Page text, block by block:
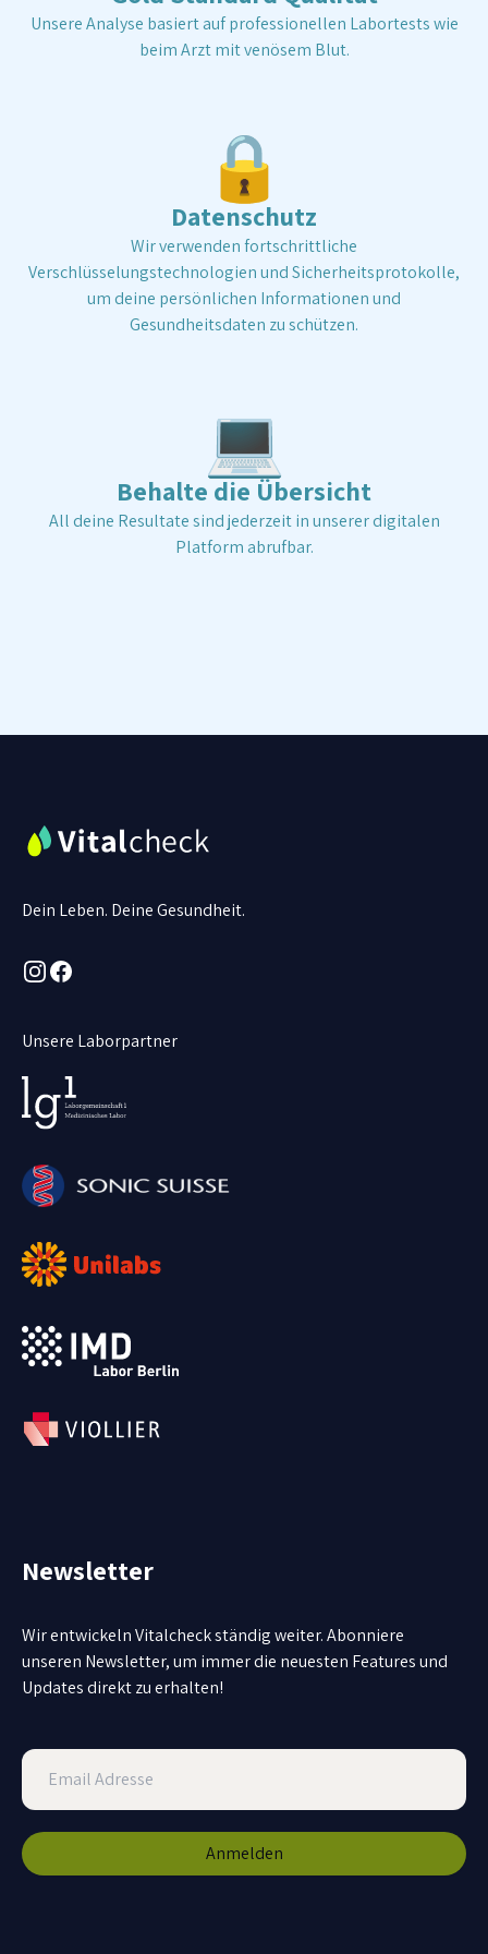
Rückerstattung einzureichen.
Unsere Analyse basiert auf professionellen Labortests wie
beim Arzt mit venösem Blut.
🔒
Datenschutz
Wir verwenden fortschrittliche
Verschlüsselungstechnologien und Sicherheitsprotokolle,
um deine persönlichen Informationen und
Gesundheitsdaten zu schützen.
💻
Behalte die Übersicht
All deine Resultate sind jederzeit in unserer digitalen
Platform abrufbar.
Dein Leben. Deine Gesundheit.
Instagram
Facebook
Unsere Laborpartner
Newsletter
Wir entwickeln Vitalcheck ständig weiter. Abonniere
unseren Newsletter, um immer die neuesten Features und
Updates direkt zu erhalten!
Anmelden